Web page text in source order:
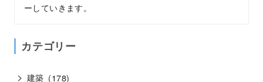
ーしていきます。
カテゴリー
建築 (178)